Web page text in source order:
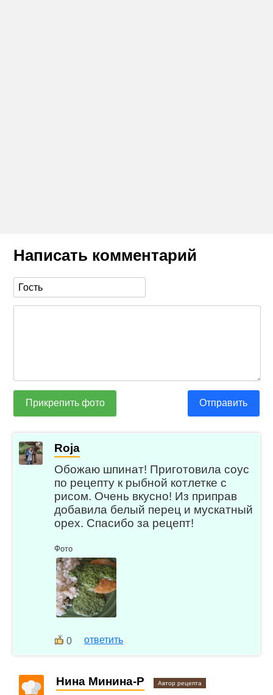
Написать комментарий
Прикрепить фото Отправить
Roja
Обожаю шпинат! Приготовила соус
по рецепту к рыбной котлетке с
рисом. Очень вкусно! Из приправ
добавила белый перец и мускатный
орех. Спасибо за рецепт!
Фото
0 ответить
Нина Минина-Р Автор рецепта